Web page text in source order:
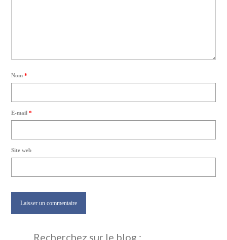
Nom*
E-mail*
Site web
Recherchez sur le blog :